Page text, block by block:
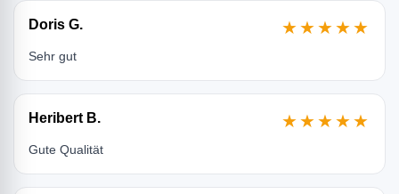
Doris G. ★★★★★
Sehr gut
Heribert B. ★★★★★
Gute Qualität